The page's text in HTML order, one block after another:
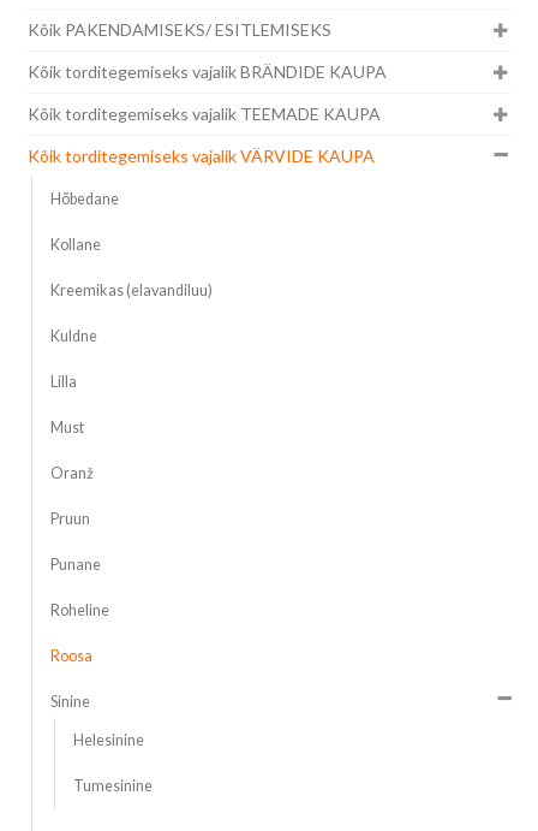
Kõik PAKENDAMISEKS/ ESITLEMISEKS
Kõik torditegemiseks vajalik BRÄNDIDE KAUPA
Kõik torditegemiseks vajalik TEEMADE KAUPA
Kõik torditegemiseks vajalik VÄRVIDE KAUPA
Hõbedane
Kollane
Kreemikas (elavandiluu)
Kuldne
Lilla
Must
Oranž
Pruun
Punane
Roheline
Roosa
Sinine
Helesinine
Tumesinine